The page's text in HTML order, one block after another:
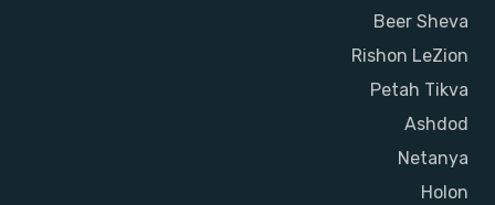
Beer Sheva
Rishon LeZion
Petah Tikva
Ashdod
Netanya
Holon